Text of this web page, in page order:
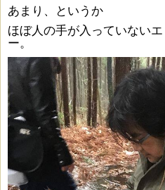
あまり、というか
ほぼ人の手が入っていない
ー。